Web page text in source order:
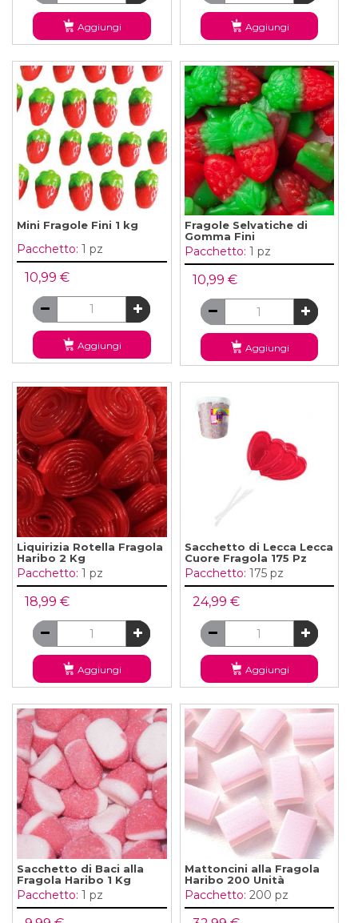
Aggiungi Aggiungi
Mini Fragole Fini 1 kg
Pacchetto: 1 pz
10,99 €
Aggiungi
Fragole Selvatiche di
Gomma Fini
Pacchetto: 1 pz
10,99 €
Aggiungi
Liquirizia Rotella Fragola
Haribo 2 Kg
Pacchetto: 1 pz
18,99 €
Aggiungi
Sacchetto di Lecca Lecca
Cuore Fragola 175 Pz
Pacchetto: 175 pz
24,99 €
Aggiungi
Sacchetto di Baci alla
Fragola Haribo 1 Kg
Pacchetto: 1 pz
Mattoncini alla Fragola
Haribo 200 Unità
Pacchetto: 200 pz